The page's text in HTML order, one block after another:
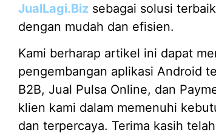
JualLagi.Biz sebagai solusi
dengan mudah dan efisien.
Kami berharap artikel ini dapat
pengembangan aplikasi Android
B2B, Jual Pulsa Online, dan
klien kami dalam memenuhi
dan terpercaya. Terima kasih